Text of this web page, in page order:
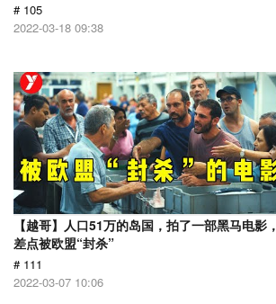
# 105
2022-03-18 09:38
【越哥】人口51万的岛国，拍了一部黑马电影，
差点被欧盟“封杀”
# 111
2022-03-07 10:06